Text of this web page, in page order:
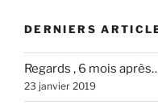
DERNIERS
Regards , 6 mois
23 janvier 2019